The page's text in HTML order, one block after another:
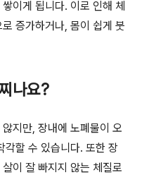
이게 됩니다. 이로 인해 체
증가하거나, 몸이 쉽게 붓
나요?
지만, 장내에 노폐물이 오
각할 수 있습니다. 또한 장
이 잘 빠지지 않는 체질로